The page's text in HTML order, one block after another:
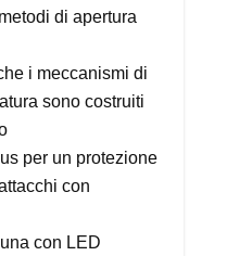
di apertura
i meccanismi di
sono costruiti
per un protezione
con
con LED